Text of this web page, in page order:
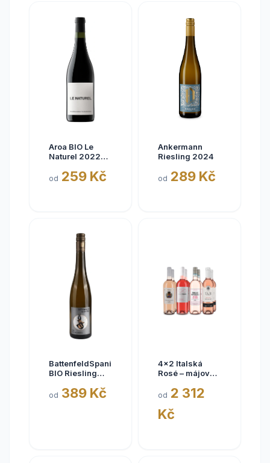
Aroa BIO Le
Naturel 2022
Navarra, bez
od 259 Kč
Ankermann
Riesling 2024
od 289 Kč
BattenfeldSpanier
BIO Riesling
2025,
od 389 Kč
4x2 Italská
Rosé – májové
od 2 312
Kč